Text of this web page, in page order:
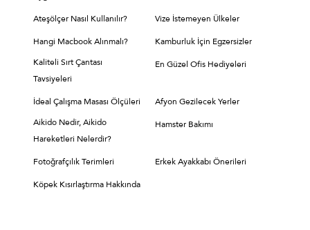
Ateşölçer Nasıl Kullanılır? Vize İstemeyen Ülkeler
Hangi Macbook Alınmalı?
Kamburluk İçin Egzersizler
Kaliteli Sırt Çantası
Tavsiyeleri
En Güzel Ofis Hediyeleri
İdeal Çalışma Masası Ölçüleri
Afyon Gezilecek Yerler
Aikido Nedir, Aikido
Hareketleri Nelerdir?
Hamster Bakımı
Fotoğrafçılık Terimleri Erkek Ayakkabı Önerileri
Köpek Kısırlaştırma Hakkında